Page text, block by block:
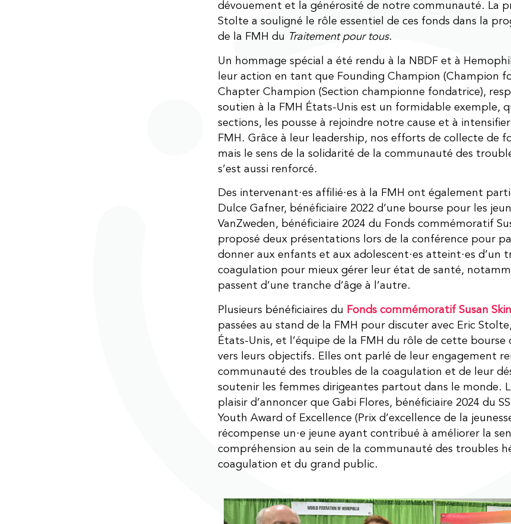
dévouement et la générosité de notre communauté. La
Stolte a souligné le rôle essentiel de ces fonds dans la
de la FMH du
Traitement pour tous.
Un hommage spécial a été rendu à la NBDF et à
leur action en tant que Founding Champion (Champion
Chapter Champion (Section championne fondatrice),
soutien à la FMH États-Unis est un formidable exemple,
sections, les pousse à rejoindre notre cause et à
FMH. Grâce à leur leadership, nos efforts de collecte de
mais le sens de la solidarité de la communauté des
s’est aussi renforcé.
Des intervenant·es affilié·es à la FMH ont également
Dulce Gafner, bénéficiaire 2022 d’une bourse pour les
VanZweden, bénéficiaire 2024 du Fonds commémoratif
proposé deux présentations lors de la conférence pour
donner aux enfants et aux adolescent·es atteint·es d’un
coagulation pour mieux gérer leur état de santé,
passent d’une tranche d’âge à l’autre.
Plusieurs bénéficiaires du Fonds commémoratif Susan
passées au stand de la FMH pour discuter avec Eric
États-Unis, et l’équipe de la FMH du rôle de cette bourse
vers leurs objectifs. Elles ont parlé de leur engagement
communauté des troubles de la coagulation et de leur
soutenir les femmes dirigeantes partout dans le monde.
plaisir d’annoncer que Gabi Flores, bénéficiaire 2024 du
Youth Award of Excellence (Prix d’excellence de la
récompense un·e jeune ayant contribué à améliorer la
compréhension au sein de la communauté des troubles
coagulation et du grand public.